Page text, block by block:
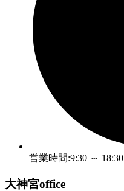
営業時間:9:30 ～ 18:30
大神宮office